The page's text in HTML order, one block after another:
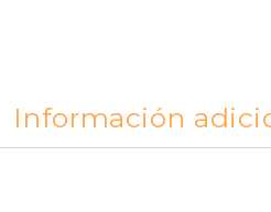
Información